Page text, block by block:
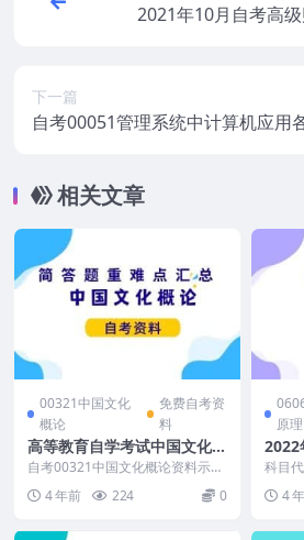
2021年10月自考高
下一篇
自考00051管理系统中计算机应用
相关文章
00321中国文化
概论
免费自考资
料
高等教育自学考试中国文化概
论简答题重难点汇总
自考00321中国文化概论资料示
例： （资料是免费的，适用于全
国高等教育自学考试...
4 年前 224 0
原理
2022
审计
科目
范围
参考）
4